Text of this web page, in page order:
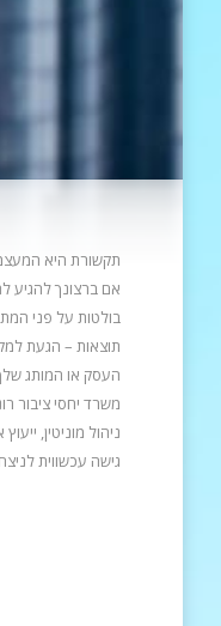
תקשורת היא
אם ברצונך להגיע
בולטות על פני
תוצאות – הגעת
העסק או המותג
משרד יחסי ציבור
ניהול מוניטין,
גישה עכשווית